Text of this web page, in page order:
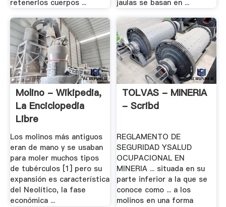
retenerlos cuerpos ...
jaulas se basan en ...
Molino - Wikipedia,
La Enciclopedia
Libre
Los molinos más antiguos
eran de mano y se usaban
para moler muchos tipos
de tubérculos [1] pero su
expansión es característica
del Neolítico, la fase
económica ...
TOLVAS - MINERIA
- Scribd
REGLAMENTO DE
SEGURIDAD YSALUD
OCUPACIONAL EN
MINERIA ... situada en su
parte inferior a la que se
conoce como ... a los
molinos en una forma